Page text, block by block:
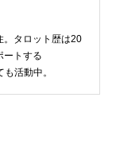
。タロット歴は20
ートする
活動中。